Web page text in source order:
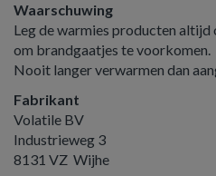
Waarschuwing
Leg de warmies producten altijd
om brandgaatjes te voorkomen.
Nooit langer verwarmen dan
Fabrikant
Volatile BV
Industrieweg 3
8131 VZ Wijhe